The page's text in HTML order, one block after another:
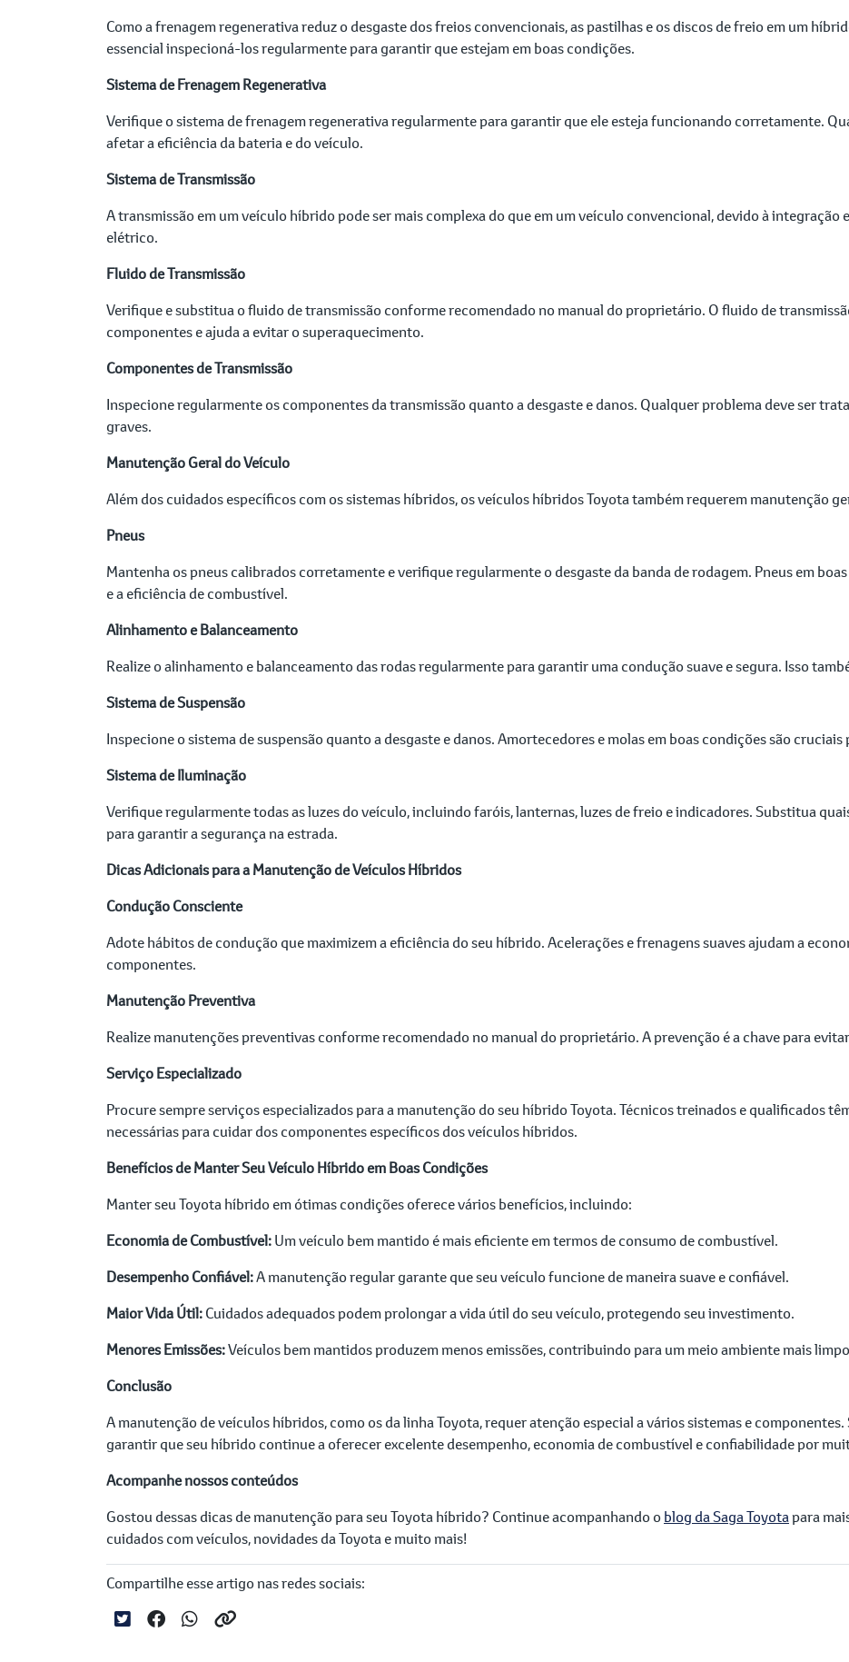
Como a frenagem regenerativa reduz o desgaste dos freios convencionais, as pastilhas e os discos de freio em um
essencial inspecioná-los regularmente para garantir que estejam em boas condições.
Sistema de Frenagem Regenerativa
Verifique o sistema de frenagem regenerativa regularmente para garantir que ele esteja funcionando corretamente.
afetar a eficiência da bateria e do veículo.
Sistema de Transmissão
A transmissão em um veículo híbrido pode ser mais complexa do que em um veículo convencional, devido à
elétrico.
Fluido de Transmissão
Verifique e substitua o fluido de transmissão conforme recomendado no manual do proprietário. O fluido de
componentes e ajuda a evitar o superaquecimento.
Componentes de Transmissão
Inspecione regularmente os componentes da transmissão quanto a desgaste e danos. Qualquer problema deve ser
graves.
Manutenção Geral do Veículo
Além dos cuidados específicos com os sistemas híbridos, os veículos híbridos Toyota também requerem manutenção
Pneus
Mantenha os pneus calibrados corretamente e verifique regularmente o desgaste da banda de rodagem. Pneus em
e a eficiência de combustível.
Alinhamento e Balanceamento
Realize o alinhamento e balanceamento das rodas regularmente para garantir uma condução suave e segura. Isso
Sistema de Suspensão
Inspecione o sistema de suspensão quanto a desgaste e danos. Amortecedores e molas em boas condições são
Sistema de Iluminação
Verifique regularmente todas as luzes do veículo, incluindo faróis, lanternas, luzes de freio e indicadores. Substitua
para garantir a segurança na estrada.
Dicas Adicionais para a Manutenção de Veículos Híbridos
Condução Consciente
Adote hábitos de condução que maximizem a eficiência do seu híbrido. Acelerações e frenagens suaves ajudam a
componentes.
Manutenção Preventiva
Realize manutenções preventivas conforme recomendado no manual do proprietário. A prevenção é a chave para
Serviço Especializado
Procure sempre serviços especializados para a manutenção do seu híbrido Toyota. Técnicos treinados e qualificados
necessárias para cuidar dos componentes específicos dos veículos híbridos.
Benefícios de Manter Seu Veículo Híbrido em Boas Condições
Manter seu Toyota híbrido em ótimas condições oferece vários benefícios, incluindo:
Economia de Combustível:Um veículo bem mantido é mais eficiente em termos de consumo de combustível.
Desempenho Confiável:A manutenção regular garante que seu veículo funcione de maneira suave e confiável.
Maior Vida Útil:Cuidados adequados podem prolongar a vida útil do seu veículo, protegendo seu investimento.
Menores Emissões:Veículos bem mantidos produzem menos emissões, contribuindo para um meio ambiente mais
Conclusão
A manutenção de veículos híbridos, como os da linha Toyota, requer atenção especial a vários sistemas e
garantir que seu híbrido continue a oferecer excelente desempenho, economia de combustível e confiabilidade por
Acompanhe nossos conteúdos
Gostou dessas dicas de manutenção para seu Toyota híbrido? Continue acompanhando o blog da Saga Toyotapara
cuidados com veículos, novidades da Toyota e muito mais!
Compartilhe esse artigo nas redes sociais: